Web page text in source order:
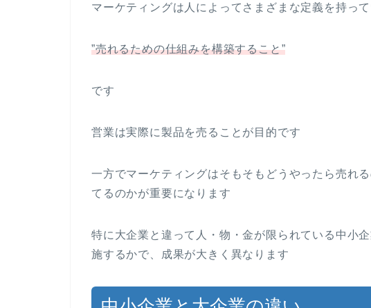
マーケティングは人によってさまざまな定義を持っ
”売れるための仕組みを構築すること”
です
営業は実際に製品を売ることが目的です
一方でマーケティングはそもそもどうやったら売れ
てるのかが重要になります
特に大企業と違って人・物・金が限られている中小
施するかで、成果が大きく異なります